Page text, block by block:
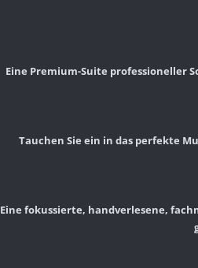
Eine Premium-Suite professioneller
Tauchen Sie ein in das perfekte
Eine fokussierte, handverlesene,